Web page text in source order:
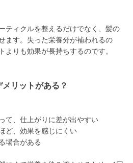
ティクルを整えるだけでなく、髪の
ます。失った栄養分が補われるの
よりも効果が長持ちするのです。
リットがある？
て、仕上がりに差が出やすい
ど、効果を感じにくい
場合がある